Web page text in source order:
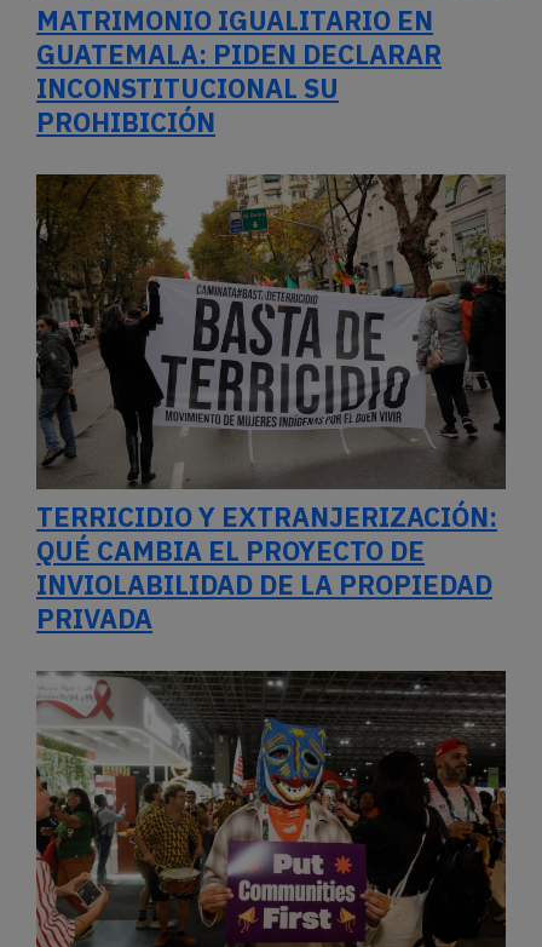
MATRIMONIO IGUALITARIO EN
GUATEMALA: PIDEN DECLARAR
INCONSTITUCIONAL SU
PROHIBICIÓN
TERRICIDIO Y EXTRANJERIZACIÓN:
QUÉ CAMBIA EL PROYECTO DE
INVIOLABILIDAD DE LA PROPIEDAD
PRIVADA